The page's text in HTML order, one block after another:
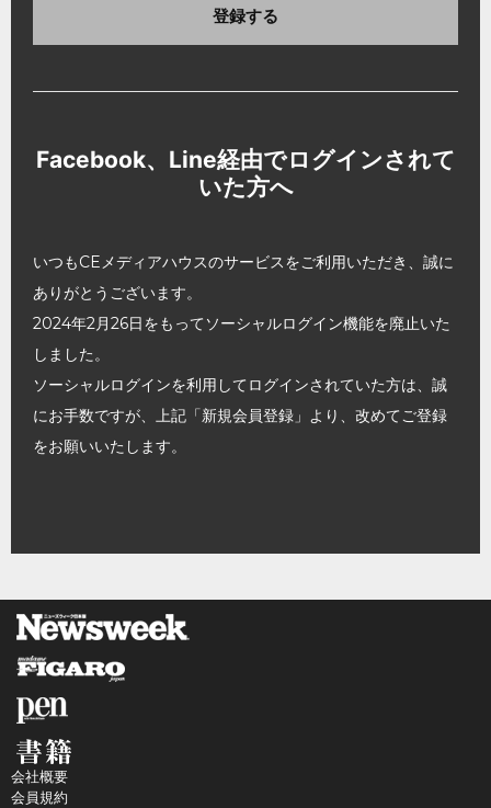
登録する
Facebook、Line経由でログインされて
いた方へ
いつもCEメディアハウスのサービスをご利用いただき、誠に
ありがとうございます。
2024年2月26日をもってソーシャルログイン機能を廃止いた
しました。
ソーシャルログインを利用してログインされていた方は、誠
にお手数ですが、上記「新規会員登録」より、改めてご登録
をお願いいたします。
会社概要
会員規約